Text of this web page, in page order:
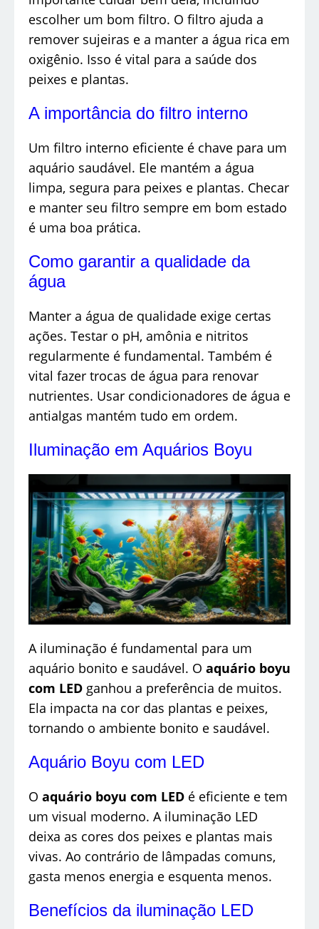
escolher um bom filtro. O filtro ajuda a
remover sujeiras e a manter a água rica em
oxigênio. Isso é vital para a saúde dos
peixes e plantas.
A importância do filtro interno
Um filtro interno eficiente é chave para um
aquário saudável. Ele mantém a água
limpa, segura para peixes e plantas. Checar
e manter seu filtro sempre em bom estado
é uma boa prática.
Como garantir a qualidade da
água
Manter a água de qualidade exige certas
ações. Testar o pH, amônia e nitritos
regularmente é fundamental. Também é
vital fazer trocas de água para renovar
nutrientes. Usar condicionadores de água e
antialgas mantém tudo em ordem.
Iluminação em Aquários Boyu
A iluminação é fundamental para um
aquário bonito e saudável. O aquário boyu
com LED ganhou a preferência de muitos.
Ela impacta na cor das plantas e peixes,
tornando o ambiente bonito e saudável.
Aquário Boyu com LED
O aquário boyu com LED é eficiente e tem
um visual moderno. A iluminação LED
deixa as cores dos peixes e plantas mais
vivas. Ao contrário de lâmpadas comuns,
gasta menos energia e esquenta menos.
Benefícios da iluminação LED